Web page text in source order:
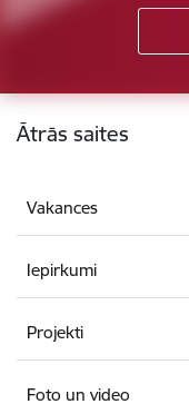
Kājene
Ātrās saites
Vakances
Iepirkumi
Projekti
Foto un video